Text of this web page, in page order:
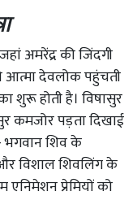
अमरेंद्र की जिंदगी
आत्मा देवलोक पहुंचती
शुरू होती है। विषासुर
कमजोर पड़ता दिखाई
भगवान शिव के
विशाल शिवलिंग के
एनिमेशन प्रेमियों को